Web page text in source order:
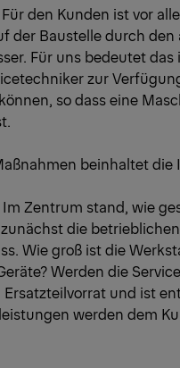
Für den Kunden ist vor
der Baustelle durch
Für uns bedeutet
zur
so dass eine
beinhaltet die
Im Zentrum stand, wie
die
Wie groß ist die
Werden die
und ist
werden dem